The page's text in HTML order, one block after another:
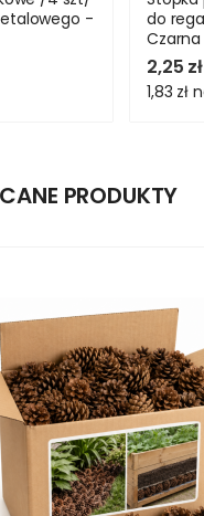
-
do
Czarna
2,25 zł
1,83 zł
PRODUKTY